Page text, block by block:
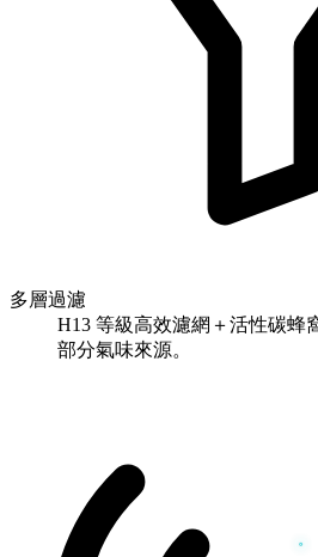
多層過濾
H13 等級高效濾網＋活性碳蜂
部分氣味來源。